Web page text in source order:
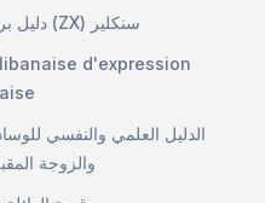
دليل برمجة حاسب سبكتروم (ZX) سنكلير
d'expression
الدليل العلمي والنفسي
والزوجة